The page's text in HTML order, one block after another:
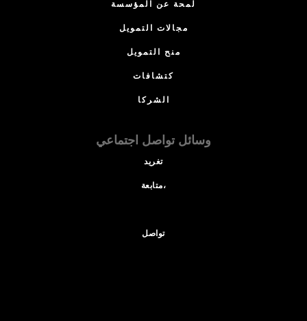
لمحة عن المؤسسة
مجالات التمويل
منح التمويل
كتشافات
الشركا
وسائل تواصل اجتماعي
تغريد
متابعة،
تواصل